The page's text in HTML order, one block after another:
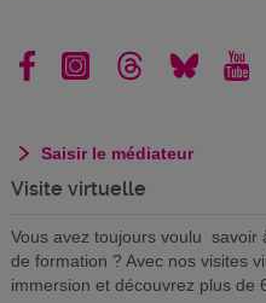
Saisir le médiateur
Visite virtuelle
Vous avez toujours voulu savoir
de formation ? Avec nos visites
immersion et découvrez plus de